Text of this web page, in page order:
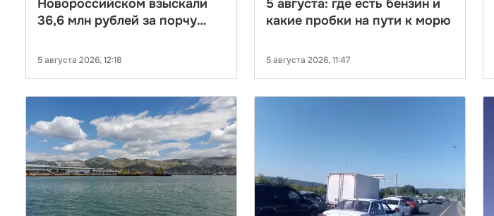
Новороссийском взыскали
36,6 млн рублей за порчу
5 августа 2026, 12:18
5 августа: где есть бензин и
какие пробки на пути к морю
5 августа 2026, 11:47